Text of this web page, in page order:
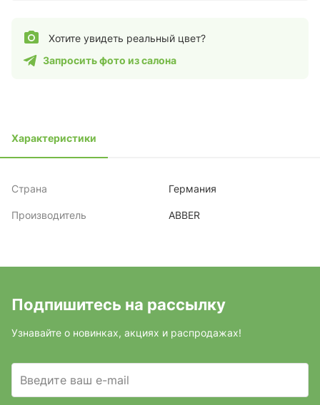
Хотите увидеть реальный цвет?
Запросить фото из салона
Характеристики
Страна Германия
Производитель ABBER
Подпишитесь на рассылку
Узнавайте о новинках, акциях и распродажах!
Введите ваш e-mail